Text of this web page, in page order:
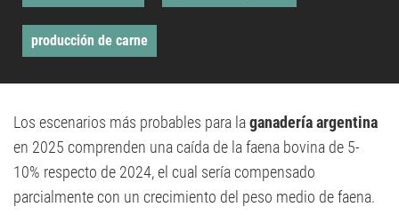
producción de carne
Los escenarios más probables para laganadería argentina
en 2025 comprenden una caída de la faena bovina de 5-
10% respecto de 2024, el cual sería compensado
parcialmente con un crecimiento del peso medio de faena.